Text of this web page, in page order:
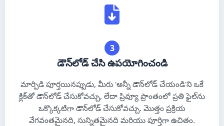
తెలుగు
தமிழ்
3
డౌన్‌లోడ్ చేసి ఉపయోగించండి
మార్పిడి పూర్తయినప్పుడు, మీరు 'అన్నీ డౌన్‌లోడ్ చేయండి'ని ఒకే
క్లిక్‌తో డౌన్‌లోడ్ చేసుకోవచ్చు, లేదా ప్రివ్యూ ప్రాంతంలో ప్రతి ఫైల్‌ను
ఒక్కొక్కటిగా డౌన్‌లోడ్ చేసుకోవచ్చు. మొత్తం ప్రక్రియ
వేగవంతమైనది, సున్నితమైనది మరియు పూర్తిగా ఉచితం.